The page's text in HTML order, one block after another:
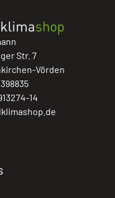
Str. 7
Vörden
14